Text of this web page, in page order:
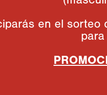
en el sorteo